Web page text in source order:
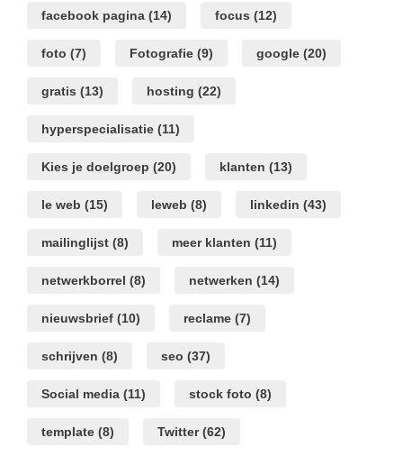
facebook pagina (14) focus (12)
foto (7) Fotografie (9) google (20)
gratis (13) hosting (22)
hyperspecialisatie (11)
Kies je doelgroep (20) klanten (13)
le web (15) leweb (8) linkedin (43)
mailinglijst (8) meer klanten (11)
netwerkborrel (8) netwerken (14)
nieuwsbrief (10) reclame (7)
schrijven (8) seo (37)
Social media (11) stock foto (8)
template (8) Twitter(62)